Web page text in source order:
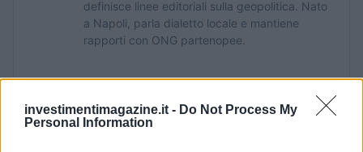
investimentimagazine.it - Do Not Process My
Personal Information
definisce linee editoriali sulla geopolitica. Nato
a Napoli, parla dialetto locale e mantiene
rapporti con ONG partenopee.